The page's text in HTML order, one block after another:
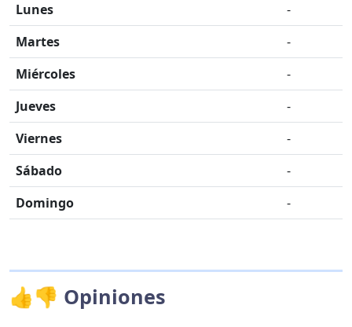
Lunes
-
Martes
-
Miércoles
-
Jueves
-
Viernes
-
Sábado
-
Domingo
-
👍👎 Opiniones